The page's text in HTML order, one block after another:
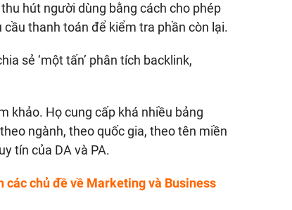
hút người dùng bằng cách cho phép
thanh toán để kiểm tra phần còn lại.
sẻ ‘một tấn’ phân tích backlink,
khảo. Họ cung cấp khá nhiều bảng
ngành, theo quốc gia, theo tên miền
tín của DA và PA.
các chủ đề về Marketing và Business